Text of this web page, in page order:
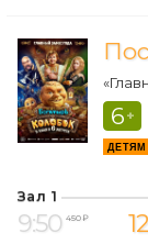
6 +
ДЕТЯМ
Зал 1
9:50 450 ₽